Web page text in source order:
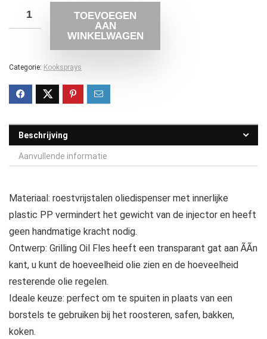
TOEVOEGEN
AAN
WINKELWAGEN
Categorie: Kooksprays
Beschrijving
Aanvullende informatie
Materiaal: roestvrijstalen oliedispenser met innerlijke
plastic PP vermindert het gewicht van de injector en heeft
geen handmatige kracht nodig.
Ontwerp: Grilling Oil Fles heeft een transparant gat aan ÃÃn
kant, u kunt de hoeveelheid olie zien en de hoeveelheid
resterende olie regelen.
Ideale keuze: perfect om te spuiten in plaats van een
borstels te gebruiken bij het roosteren, safen, bakken,
koken.